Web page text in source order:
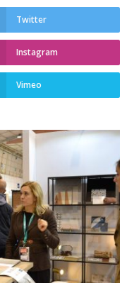
Twitter
Instagram
Vimeo